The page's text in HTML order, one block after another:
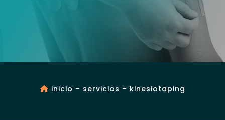
inicio – servicios – kinesiotaping